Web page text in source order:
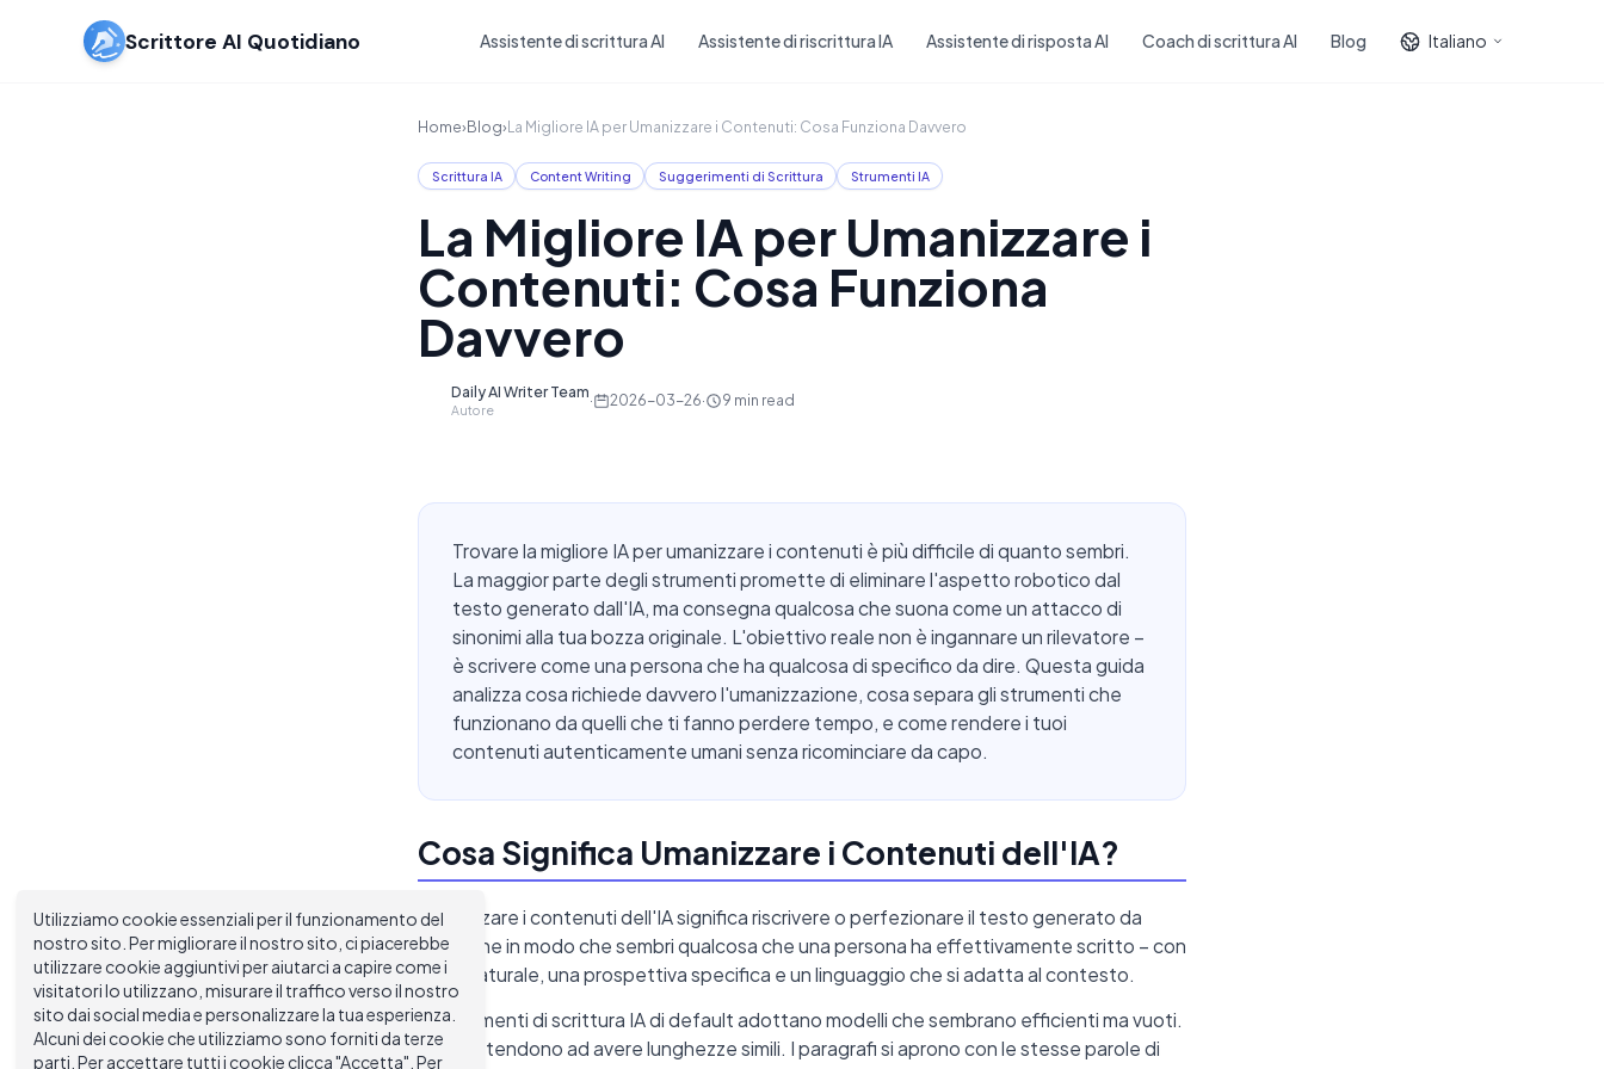
Scrittore AI Quotidiano Assistente di scrittura AI Assistente di riscrittura IA Assistente di risposta AI Coach di scrittura AI Blog Italiano
Home›Blog›La Migliore IA per Umanizzare i Contenuti: Cosa Funziona Davvero
Scrittura IA Content Writing Suggerimenti di Scrittura Strumenti IA
La Migliore IA per Umanizzare i
Contenuti: Cosa Funziona
Davvero
Daily AI Writer Team
Autore
· 2026-03-26· 9 min read
Trovare la migliore IA per umanizzare i contenuti è più difficile di quanto sembri.
La maggior parte degli strumenti promette di eliminare l'aspetto robotico dal
testo generato dall'IA, ma consegna qualcosa che suona come un attacco di
sinonimi alla tua bozza originale. L'obiettivo reale non è ingannare un rilevatore –
è scrivere come una persona che ha qualcosa di specifico da dire. Questa guida
analizza cosa richiede davvero l'umanizzazione, cosa separa gli strumenti che
funzionano da quelli che ti fanno perdere tempo, e come rendere i tuoi
contenuti autenticamente umani senza ricominciare da capo.
Cosa Significa Umanizzare i Contenuti dell'IA?
Umanizzare i contenuti dell'IA significa riscrivere o perfezionare il testo generato da
macchine in modo che sembri qualcosa che una persona ha effettivamente scritto – con
ritmo naturale, una prospettiva specifica e un linguaggio che si adatta al contesto.
Gli strumenti di scrittura IA di default adottano modelli che sembrano efficienti ma vuoti.
Le frasi tendono ad avere lunghezze simili. I paragrafi si aprono con le stesse parole di
Utilizziamo cookie essenziali per il funzionamento del
nostro sito. Per migliorare il nostro sito, ci piacerebbe
utilizzare cookie aggiuntivi per aiutarci a capire come i
visitatori lo utilizzano, misurare il traffico verso il nostro
sito dai social media e personalizzare la tua esperienza.
Alcuni dei cookie che utilizziamo sono forniti da terze
parti. Per accettare tutti i cookie clicca "Accetta". Per